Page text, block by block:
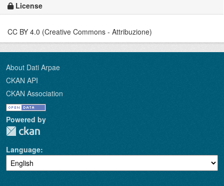
License
CC BY 4.0 (Creative Commons - Attribuzione)
About Dati Arpae
CKAN API
CKAN Association
Powered by
Language